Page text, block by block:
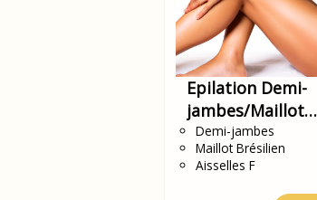
Epilation Demi-
jambes/Maillot
Brésilien/Aisselles
Demi-jambes
Maillot Brésilien
Aisselles F